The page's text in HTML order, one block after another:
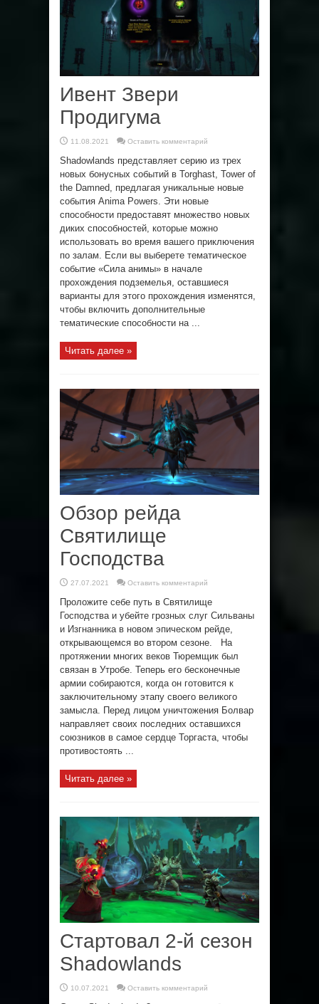
Ивент Звери
Продигума
11.08.2021 Оставить комментарий
Shadowlands представляет серию из трех
новых бонусных событий в Torghast, Tower of
the Damned, предлагая уникальные новые
события Anima Powers. Эти новые
способности предоставят множество новых
диких способностей, которые можно
использовать во время вашего приключения
по залам. Если вы выберете тематическое
событие «Сила анимы» в начале
прохождения подземелья, оставшиеся
варианты для этого прохождения изменятся,
чтобы включить дополнительные
тематические способности на ...
Читать далее »
Обзор рейда
Святилище
Господства
27.07.2021 Оставить комментарий
Проложите себе путь в Святилище
Господства и убейте грозных слуг Сильваны
и Изгнанника в новом эпическом рейде,
открывающемся во втором сезоне. На
протяжении многих веков Тюремщик был
связан в Утробе. Теперь его бесконечные
армии собираются, когда он готовится к
заключительному этапу своего великого
замысла. Перед лицом уничтожения Болвар
направляет своих последних оставшихся
союзников в самое сердце Торгаста, чтобы
противостоять ...
Читать далее »
Стартовал 2-й сезон
Shadowlands
10.07.2021 Оставить комментарий